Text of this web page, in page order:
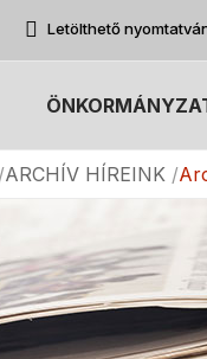
Letölthető
ARCHÍV HÍREINK